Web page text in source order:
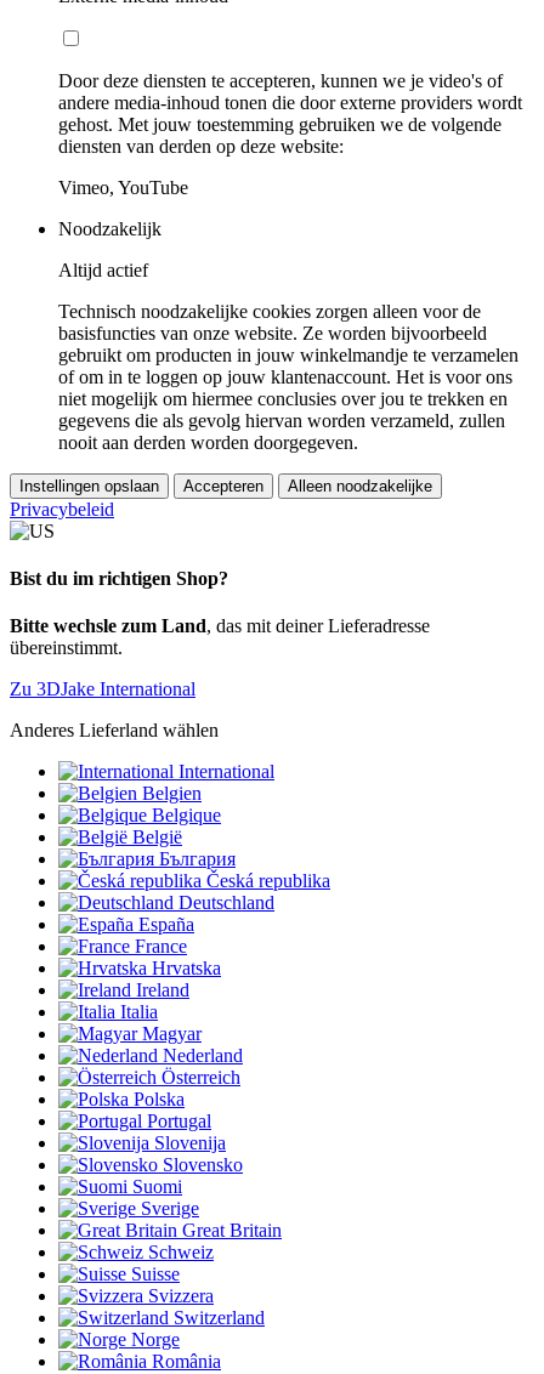
Door deze diensten te accepteren, kunnen we je video's of
andere media-inhoud tonen die door externe providers wordt
gehost. Met jouw toestemming gebruiken we de volgende
diensten van derden op deze website:
Vimeo, YouTube
Noodzakelijk
Altijd actief
Technisch noodzakelijke cookies zorgen alleen voor de
basisfuncties van onze website. Ze worden bijvoorbeeld
gebruikt om producten in jouw winkelmandje te verzamelen
of om in te loggen op jouw klantenaccount. Het is voor ons
niet mogelijk om hiermee conclusies over jou te trekken en
gegevens die als gevolg hiervan worden verzameld, zullen
nooit aan derden worden doorgegeven.
Instellingen opslaan Accepteren Alleen noodzakelijke
Privacybeleid
Bist du im richtigen Shop?
Bitte wechsle zum Land, das mit deiner Lieferadresse
übereinstimmt.
Zu 3DJake International
Anderes Lieferland wählen
International
Belgien
Belgique
België
България
Česká republika
Deutschland
España
France
Hrvatska
Ireland
Italia
Magyar
Nederland
Österreich
Polska
Portugal
Slovenija
Slovensko
Suomi
Sverige
Great Britain
Schweiz
Suisse
Svizzera
Switzerland
Norge
România